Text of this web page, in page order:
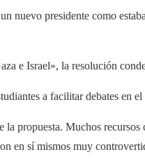
nuevo presidente como
e Israel», la resolución
a facilitar debates en
propuesta. Muchos
en sí mismos muy